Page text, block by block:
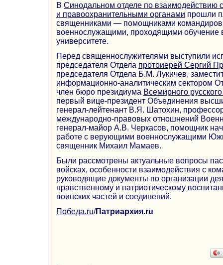
В Синодальном отделе по
и правоохранительными органами прошли
священниками — помощниками
военнослужащими, проходящими обучение
университете.
Перед священнослужителями выступили
председателя Отдела протоиерей Сергий
председателя Отдела Б.М. Лукичев,
информационно-аналитическим сектором
член бюро президиума Всемирного
первый вице-президент Объединения
генерал-лейтенант В.Я. Шатохин,
международно-правовых отношнений
генерал-майор А.В. Черкасов, помощник
работе с верующими военнослужащими
священник Михаил Мамаев.
Были рассмотрены актуальные вопросы
войсках, особенности взаимодействия с
руководящие документы по организации
нравственному и патриотическому
воинских частей и соединений.
Победа.ru/Патриархия.ru